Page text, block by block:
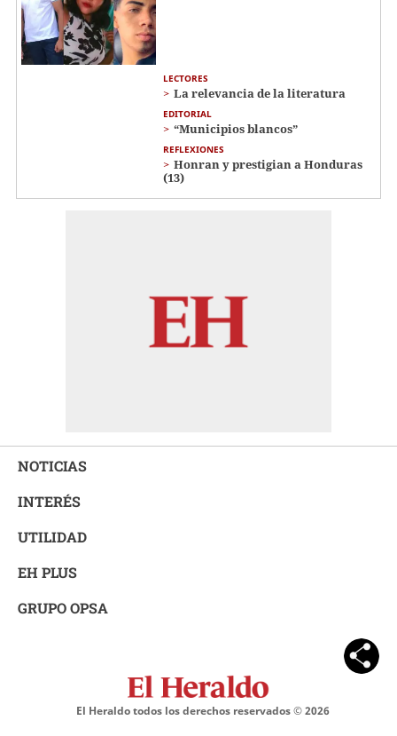
LECTORES
La relevancia de la literatura
EDITORIAL
“Municipios blancos”
REFLEXIONES
Honran y prestigian a Honduras
(13)
NOTICIAS
INTERÉS
UTILIDAD
EH PLUS
GRUPO OPSA
El Heraldo todos los derechos reservados ©2026